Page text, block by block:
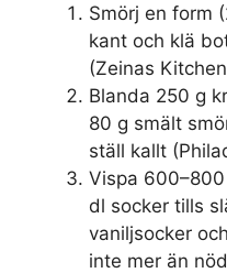
Smörj en form
kant och klä
(Zeinas
Blanda 250 g
80 g smält
ställ kallt
Vispa
dl socker tills
vaniljsocker
inte mer än